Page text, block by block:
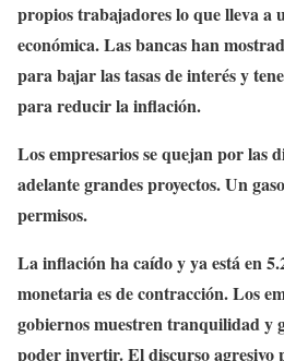
propios trabajadores lo que lleva a
económica. Las bancas han
para bajar las tasas de interés y
para reducir la inflación.
Los empresarios se quejan por las
adelante grandes proyectos. Un
permisos.
La inflación ha caído y ya está en
monetaria es de contracción. Los
gobiernos muestren tranquilidad y
poder invertir. El discurso